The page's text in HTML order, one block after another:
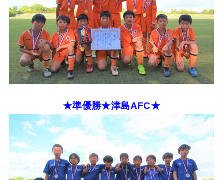
★準優勝★津島AFC★